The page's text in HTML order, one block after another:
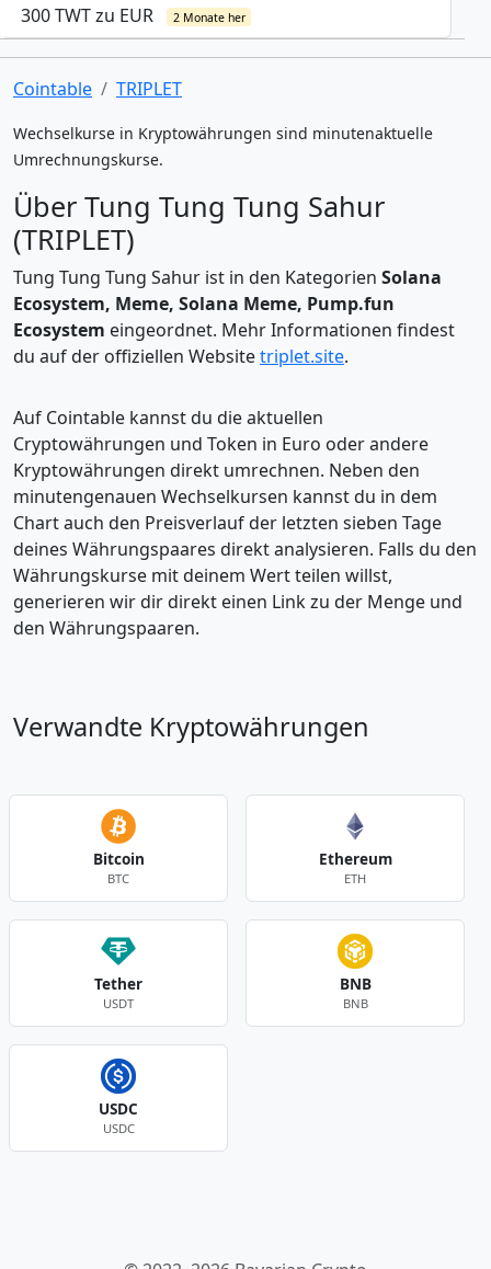
300 TWT zu EUR 2 Monate her
Cointable TRIPLET
Wechselkurse in Kryptowährungen sind minutenaktuelle
Umrechnungskurse.
Über Tung Tung Tung Sahur
(TRIPLET)
Tung Tung Tung Sahur ist in den Kategorien Solana
Ecosystem, Meme, Solana Meme, Pump.fun
Ecosystem eingeordnet. Mehr Informationen findest
du auf der offiziellen Websitetriplet.site.
Auf Cointable kannst du die aktuellen
Cryptowährungen und Token in Euro oder andere
Kryptowährungen direkt umrechnen. Neben den
minutengenauen Wechselkursen kannst du in dem
Chart auch den Preisverlauf der letzten sieben Tage
deines Währungspaares direkt analysieren. Falls du den
Währungskurse mit deinem Wert teilen willst,
generieren wir dir direkt einen Link zu der Menge und
den Währungspaaren.
Verwandte Kryptowährungen
Bitcoin
BTC
Ethereum
ETH
Tether
USDT
BNB
BNB
USDC
USDC